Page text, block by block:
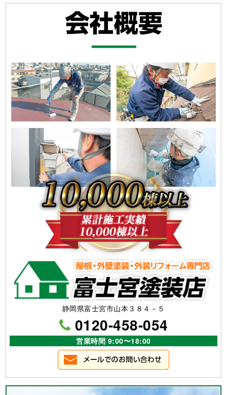
静岡県富士宮市山本３８４－５
0120-458-054
営業時間 9:00〜18:00